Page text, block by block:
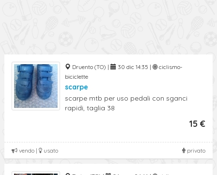
Druento (TO) | 30 dic 14:35 |
ciclismo-
biciclette
scarpe
scarpe mtb per uso pedali con sganci
rapidi, taglia 38
15 €
privato
vendo | usato